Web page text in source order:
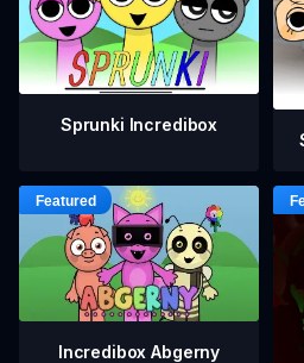
Sprunki Incredibox
Incredibox Abgerny